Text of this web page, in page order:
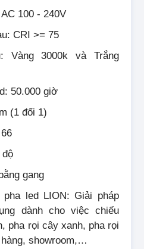
100 - 240V
CRI >= 75
Vàng 3000k và Trắng
50.000 giờ
(1 đổi 1)
độ
gang
led LION: Giải pháp
dành cho việc chiếu
pha rọi cây xanh, pha rọi
showroom,…